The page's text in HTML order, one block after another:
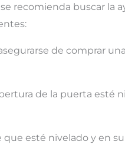
recomienda buscar la
de comprar
de la puerta esté
esté nivelado y en